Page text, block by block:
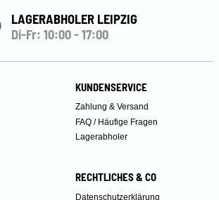
LAGERABHOLER LEIPZIG
Di-Fr: 10:00 - 17:00
KUNDENSERVICE
Zahlung & Versand
FAQ / Häufige Fragen
Lagerabholer
RECHTLICHES & CO
Datenschutzerklärung